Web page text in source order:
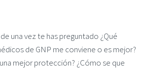
una vez te has preguntado ¿Qué
de GNP me conviene o es mejor?
mejor protección? ¿Cómo se que